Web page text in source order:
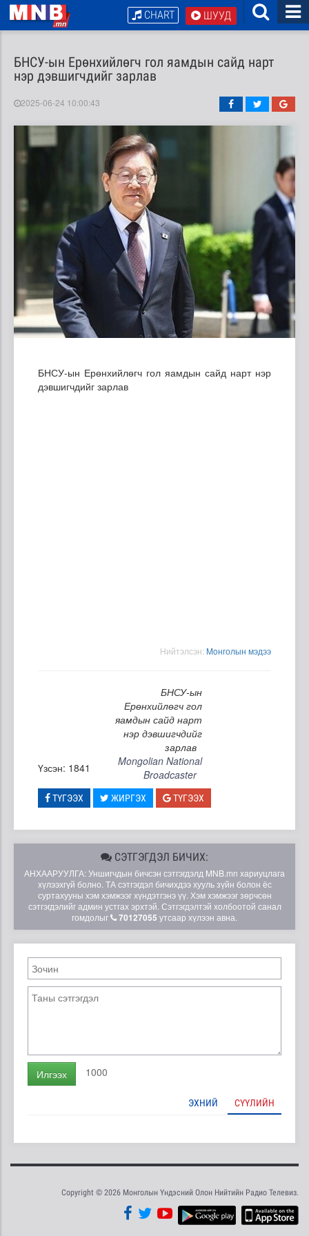
ШУУД
CHART
БНСУ-ын Ерөнхийлөгч гол яамдын сайд нарт
нэр дэвшигчдийг зарлав
2025-06-24 10:00:43
БНСУ-ын Ерөнхийлөгч гол яамдын сайд нарт нэр
дэвшигчдийг зарлав
Нийтэлсэн: Moнголын мэдээ
БНСУ-ын
Ерөнхийлөгч гол
яамдын сайд нарт
нэр дэвшигчдийг
зарлав
Үзсэн: 1841
Mongolian National
Broadcaster
ТҮГЭЭХ ЖИРГЭХ ТҮГЭЭХ
СЭТГЭГДЭЛ БИЧИХ:
АНХААРУУЛГА: Уншигчдын бичсэн сэтгэгдэлд MNB.mn хариуцлага
хүлээхгүй болно. ТА сэтгэгдэл бичихдээ хууль зүйн болон ёс
суртахууны хэм хэмжээг хүндэтгэнэ үү. Хэм хэмжээг зөрчсөн
сэтгэгдэлийг админ устгах эрхтэй. Сэтгэгдэлтэй холбоотой санал
гомдолыг
70127055 утсаар хүлээн авна.
Илгээх 1000
ЭХНИЙ СҮҮЛИЙН
Copyright © 2026 Монголын Үндэсний Олон Нийтийн Радио Телевиз.